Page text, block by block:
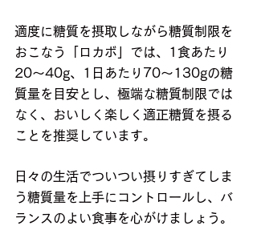
適度に糖質を摂取しながら糖質制限を
おこなう「ロカボ」では、1食あたり
20～40g、1日あたり70～130gの糖
質量を目安とし、極端な糖質制限では
なく、おいしく楽しく適正糖質を摂る
ことを推奨しています。
日々の生活でついつい摂りすぎてしま
う糖質量を上手にコントロールし、バ
ランスのよい食事を心がけましょう。